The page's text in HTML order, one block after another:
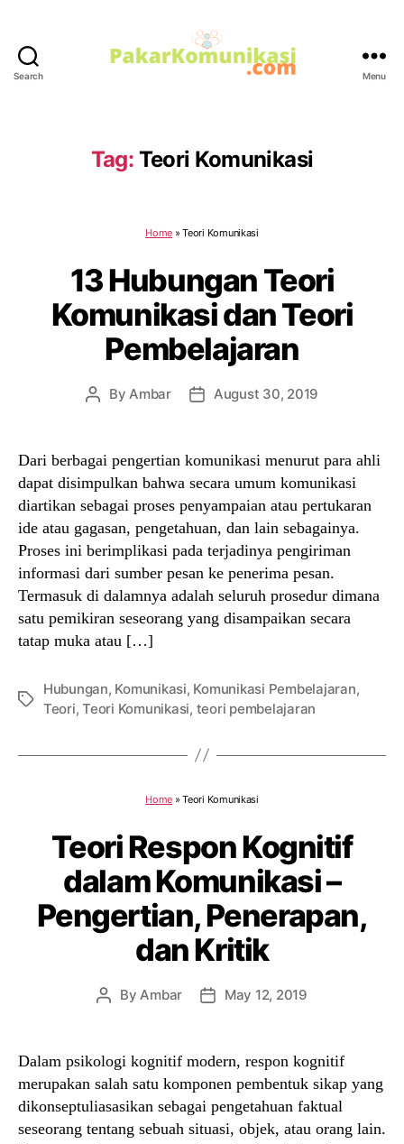
Search Menu
Tag: Teori Komunikasi
Home »Teori Komunikasi
13 Hubungan Teori
Komunikasi dan Teori
Pembelajaran
PostByAmbar
PostAugust 30, 2019
Dari berbagai pengertian komunikasi menurut para ahli
dapat disimpulkan bahwa secara umum komunikasi
diartikan sebagai proses penyampaian atau pertukaran
ide atau gagasan, pengetahuan, dan lain sebagainya.
Proses ini berimplikasi pada terjadinya pengiriman
informasi dari sumber pesan ke penerima pesan.
Termasuk di dalamnya adalah seluruh prosedur dimana
satu pemikiran seseorang yang disampaikan secara
tatap muka atau […]
Tags
Hubungan, Komunikasi, Komunikasi Pembelajaran,
Teori,Teori Komunikasi, teori pembelajaran
Home »Teori Komunikasi
Teori Respon Kognitif
dalam Komunikasi –
Pengertian, Penerapan,
dan Kritik
PostByAmbar
PostMay 12, 2019
Dalam psikologi kognitif modern, respon kognitif
merupakan salah satu komponen pembentuk sikap yang
dikonseptuliasasikan sebagai pengetahuan faktual
seseorang tentang sebuah situasi, objek, atau orang lain.